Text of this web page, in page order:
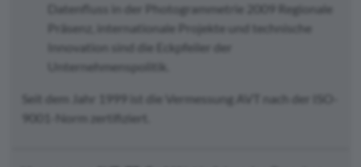
Datenfluss in der Photogrammetrie 2009 Regionale
Präsenz, internationale Projekte und technische
Innovation sind die Eckpfeiler der
Unternehmenspolitik.
Seit dem Jahr 1999 ist die Vermessung AVT nach der ISO-
9001-Norm zertifiziert.